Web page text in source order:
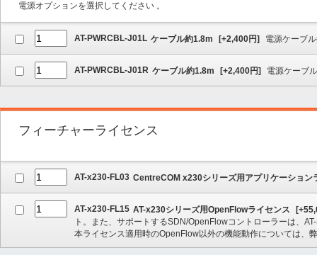
電源オプションを選択してください 。
AT-PWRCBL-J01L ケーブル約1.8m [+2,400円] 電源ケーブ
AT-PWRCBL-J01R ケーブル約1.8m [+2,400円] 電源ケーブ
フィーチャーライセンス
AT-x230-FL03 CentreCOM x230シリーズ用アプリケーション
AT-x230-FL15 AT-x230シリーズ用OpenFlowライセンス [
ト。また、サポートするSDN/OpenFlowコントローラーは、
本ライセンス適用時のOpenFlow以外の機能動作については、